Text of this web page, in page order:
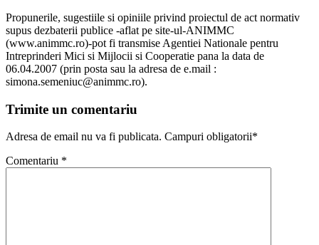
Propunerile, sugestiile si opiniile privind proiectul de act normativ
supus dezbaterii publice -aflat pe site-ul-ANIMMC
(www.animmc.ro)-pot fi transmise Agentiei Nationale pentru
Intreprinderi Mici si Mijlocii si Cooperatie pana la data de
06.04.2007 (prin posta sau la adresa de e.mail :
simona.semeniuc@animmc.ro).
Trimite un comentariu
Adresa de email nu va fi publicata. Campuri obligatorii*
Comentariu *